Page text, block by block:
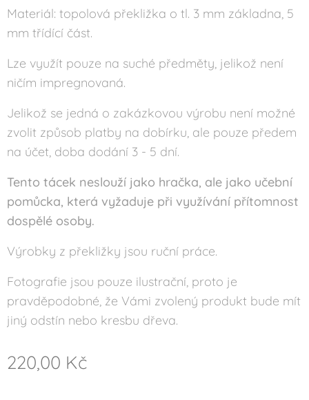
Materiál: topolová překližka o tl. 3 mm základna, 5
mm třídící část.
Lze využít pouze na suché předměty, jelikož není
ničím impregnovaná.
Jelikož se jedná o zakázkovou výrobu není možné
zvolit způsob platby na dobírku, ale pouze předem
na účet, doba dodání 3 - 5 dní.
Tento tácek neslouží jako hračka, ale jako učební
pomůcka, která vyžaduje při využívání přítomnost
dospělé osoby.
Výrobky z překližky jsou ruční práce.
Fotografie jsou pouze ilustrační, proto je
pravděpodobné, že Vámi zvolený produkt bude mít
jiný odstín nebo kresbu dřeva.
220,00 Kč